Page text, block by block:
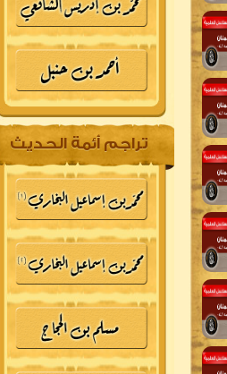
تراجم أئمة الحديث